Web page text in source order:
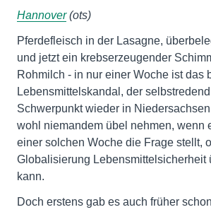
Hannover(ots)
Pferdefleisch in der Lasagne,
und jetzt ein krebserzeugender
Rohmilch - in nur einer Woche ist das
Lebensmittelskandal, der
Schwerpunkt wieder in
wohl niemandem übel nehmen, wenn
einer solchen Woche die Frage stellt,
Globalisierung Lebensmittelsicherheit
kann.
Doch erstens gab es auch früher